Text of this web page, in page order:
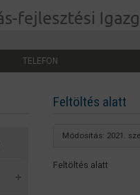
TELEFON
Feltöltés alatt
Módosítás: 2021.
Feltöltés alatt